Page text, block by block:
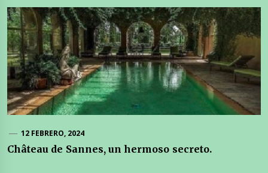
12 FEBRERO, 2024
Château de Sannes, un hermoso secreto.